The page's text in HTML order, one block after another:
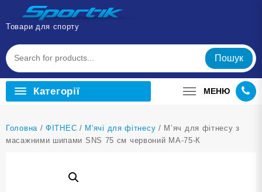
Перейти
вмісту
Товари для спорту
Пошук
Категорії МЕНЮ
Головна /ФІТНЕС / М'ячі для фітнесу / М’яч для фітнесу з
масажними шипами SNS 75 см червоний MA-75-К